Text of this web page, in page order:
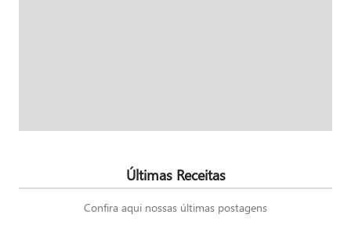
Últimas Receitas
Confira aqui nossas últimas postagens